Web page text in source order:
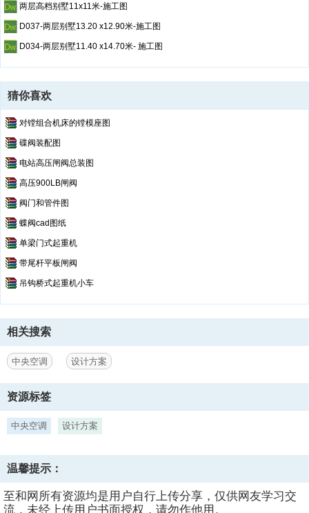
两层高档别墅11x11米-施工图
D037-两层别墅13.20 x12.90米-施工图
D034-两层别墅11.40 x14.70米- 施工图
猜你喜欢
对镗组合机床的镗模座图
碟阀装配图
电站高压闸阀总装图
高压900LB闸阀
阀门和管件图
蝶阀cad图纸
单梁门式起重机
带尾杆平板闸阀
吊钩桥式起重机小车
相关搜索
中央空调 设计方案
资源标签
中央空调 设计方案
温馨提示：
至和网所有资源均是用户自行上传分享，仅供网友学习交
流，未经上传用户书面授权，请勿作他用。